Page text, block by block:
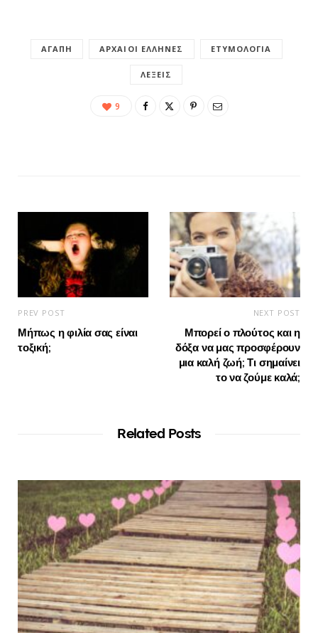
ΑΓΆΠΗ ΑΡΧΑΊΟΙ ΈΛΛΗΝΕΣ ΕΤΥΜΟΛΟΓΊΑ
ΛΈΞΕΙΣ
9
PREV POST
Μήπως η φιλία σας είναι
τοξική;
NEXT POST
Μπορεί ο πλούτος και η
δόξα να μας προσφέρουν
μια καλή ζωή; Τι σημαίνει
το να ζούμε καλά;
Related Posts